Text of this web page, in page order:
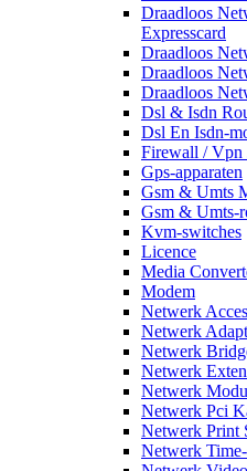
Draadloos
Expresscard
Draadloos
Draadloos
Draadloos
Dsl & Isdn
Dsl En Isdn-
Firewall / Vpn
Gps-apparaten
Gsm & Umts
Gsm & Umts-
Kvm-switches
Licence
Media
Modem
Netwerk
Netwerk
Netwerk
Netwerk
Netwerk
Netwerk Pci
Netwerk Print
Netwerk